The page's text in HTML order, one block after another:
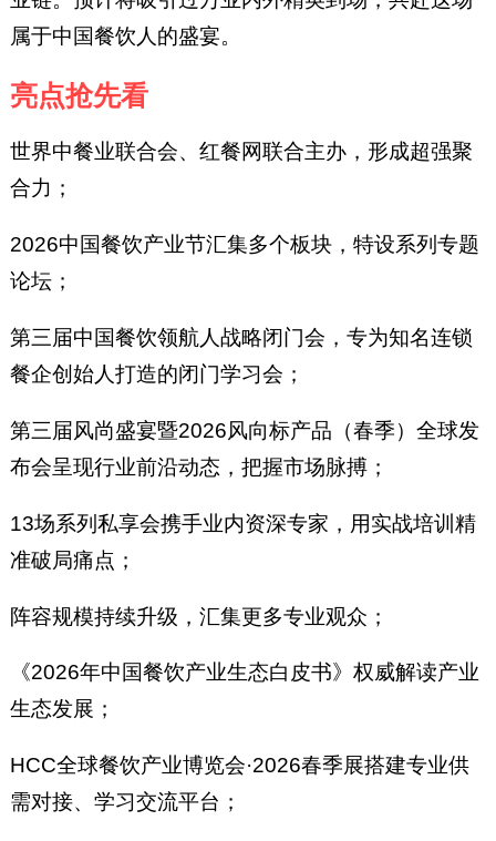
属于中国餐饮人的盛宴。
亮点抢先看
世界中餐业联合会、红餐网联合主办，形成超强聚
合力；
2026中国餐饮产业节汇集多个板块，特设系列专题
论坛；
第三届中国餐饮领航人战略闭门会，专为知名连锁
餐企创始人打造的闭门学习会；
第三届风尚盛宴暨2026风向标产品（春季）全球发
布会呈现行业前沿动态，把握市场脉搏；
13场系列私享会携手业内资深专家，用实战培训精
准破局痛点；
阵容规模持续升级，汇集更多专业观众；
《2026年中国餐饮产业生态白皮书》权威解读产业
生态发展；
HCC全球餐饮产业博览会·2026春季展搭建专业供
需对接、学习交流平台；